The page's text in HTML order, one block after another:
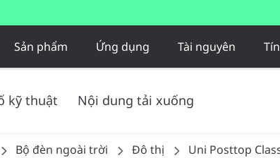
Sản phẩm Ứng dụng Tài nguyên
kỹ thuật Nội dung tải xuống
Bộ đèn ngoài trời Đô thị Uni Posttop